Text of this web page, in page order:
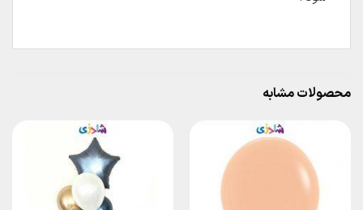
محصولات مشابه